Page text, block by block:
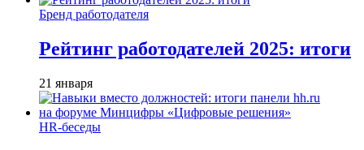
Бренд работодателя
Рейтинг работодателей 2025: итоги
21 января
HR-беседы